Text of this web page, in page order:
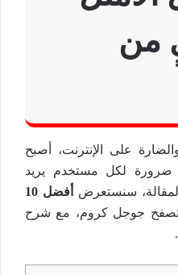
من
على الإنترنت، أصبح
ضرورة لكل مستخدم يريد
سنستعرض
أفضل 10
جوجل كروم، مع شرح